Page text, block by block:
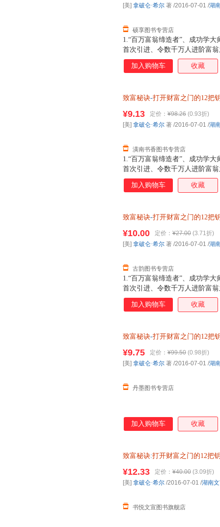
1.“百万富翁缔造者”、成功学
首次引进、令数千万人进阶富
阅读的全新增订版
硕享图书专营店
[美] 拿破仑·希尔 著 /2016-07-01 /湖
加入购物车 收藏
致富秘诀-打开财富之门的12把
1.“百万富翁缔造者”、成功学
首次引进、令数千万人进阶富
阅读的全新增订版
¥9.13 定价： ¥98.26 (0.93折)
潢南书香图书专营店
[美] 拿破仑·希尔 著 /2016-07-01 /湖
加入购物车 收藏
致富秘诀-打开财富之门的12把
1.“百万富翁缔造者”、成功学
首次引进、令数千万人进阶富
阅读的全新增订版
¥10.00 定价： ¥27.00 (3.71折)
古韵图书专营店
[美] 拿破仑·希尔 著 /2016-07-01 /湖
加入购物车 收藏
致富秘诀-打开财富之门的12把
¥9.75 定价： ¥99.50 (0.98折)
丹墨图书专营店
[美] 拿破仑·希尔 著 /2016-07-01 /湖
加入购物车 收藏
致富秘诀:打开财富之门的12把
心选购
¥12.33 定价： ¥40.00 (3.09折)
书悦文宣图书旗舰店
[美] 拿破仑·希尔 /2016-07-01 /湖南